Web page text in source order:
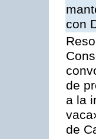
con
de
a la
de